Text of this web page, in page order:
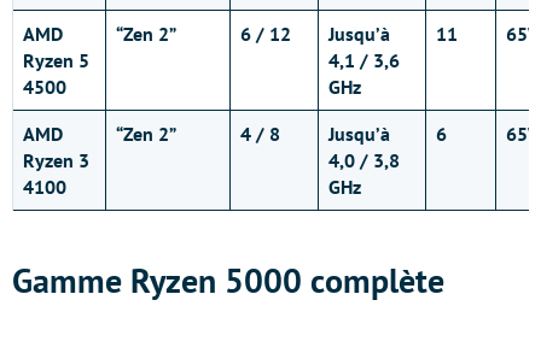
AMD
Ryzen 5
4500
“Zen 2” 6 / 12
Jusqu’à
4,1 / 3,6
GHz
11
AMD
Ryzen 3
4100
“Zen 2” 4 / 8
Jusqu’à
4,0 / 3,8
GHz
6
Gamme Ryzen 5000 complète